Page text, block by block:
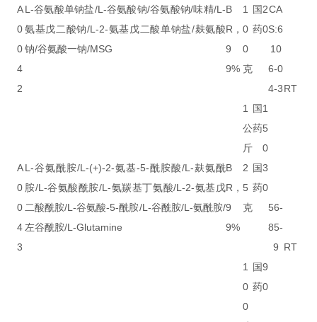
A
0
0
4
2
L-谷氨酸单钠盐/L-谷氨酸钠/谷氨酸钠/味精/L-
氨基戊二酸钠/L-2-氨基戊二酸单钠盐/麸氨酸
钠/谷氨酸一钠/MSG
B
R，
9
9%
1
0
0
克
国
药
2
0
CA
S:6
10
6-0
4-3RT
1
公
斤
国
药
1
5
0
A
0
0
4
3
L-谷氨酰胺/L-(+)-2-氨基-5-酰胺酸/L-麸氨酰
胺/L-谷氨酸酰胺/L-氨羰基丁氨酸/L-2-氨基戊
二酸酰胺/L-谷氨酸-5-酰胺/L-谷酰胺/L-氨酰胺/
左谷酰胺/L-Glutamine
B
R，
9
9%
2
5
克
国
药
3
0
56-
85-
9 RT
1
0
0
国
药
9
0